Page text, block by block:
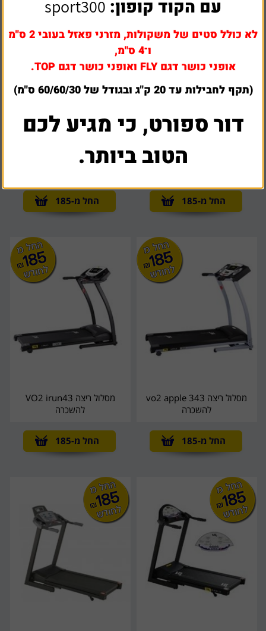
מסלול ריצה VO2 final 45
החל מ-185
מסלול ריצה vo2 space להשכרה
החל מ-185
מסלול ריצה vo2 apple 343
להשכרה
החל מ-185
מסלול ריצה VO2 irun43
להשכרה
החל מ-185
עם הקוד קופון: sport300
לא כולל סטים של משקולות, מזרני פאזל בעובי 2 ס"מ
ו־4 ס"מ,
אופני כושר דגם FLY ואופני כושר דגם TOP.
(תקף לחבילות עד 20 ק"ג ובגודל של 60/60/30 ס"מ)
דור ספורט, כי מגיע לכם
הטוב ביותר.